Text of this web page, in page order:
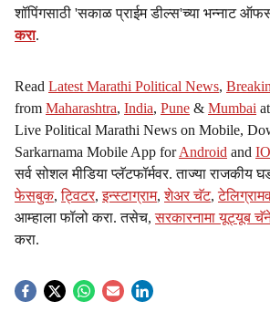
शॉपिंगसाठी 'सकाळ प्राईम डील्स'च्या भन्नाट
करा.
Read Latest Marathi Political News,
from Maharashtra, India, Pune & Mumbai
Live Political Marathi News on Mobile,
Sarkarnama Mobile App forAndroid and
सर्व सोशल मीडिया प्लॅटफॉर्मवर. ताज्या राजकीय
फेसबुक,ट्विटर,इन्स्टाग्राम,शेअर चॅट,
आम्हाला फॉलो करा. तसेच,सरकारनामा यूट्यूब
करा.